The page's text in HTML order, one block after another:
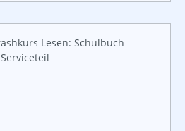
erworbenen Kompetenzen
wollen.Das Übungsbuch wird
für weitgehend
eine CD mit den für die